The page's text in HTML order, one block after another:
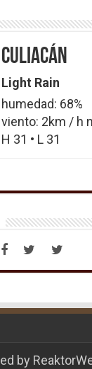
Culiacán
Light Rain
humedad: 68%
viento: 2km / h
H 31 • L 31
by